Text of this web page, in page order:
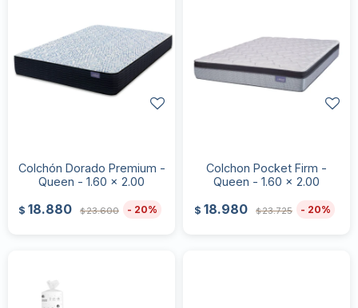
Colchón Dorado Premium -
Queen - 1.60 x 2.00
$ 18.880 $23.600 20
Colchon Pocket Firm -
Queen - 1.60 x 2.00
$ 18.980 $23.725 20